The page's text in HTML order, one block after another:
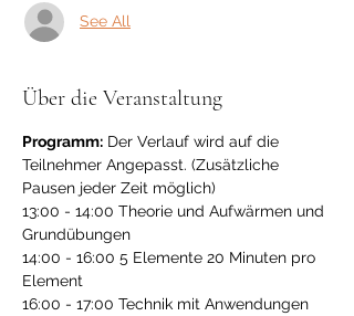
See All
Über die Veranstaltung
Programm: Der Verlauf wird auf die
Teilnehmer Angepasst. (Zusätzliche
Pausen jeder Zeit möglich)
13:00 - 14:00 Theorie und Aufwärmen und
Grundübungen
14:00 - 16:00 5 Elemente 20 Minuten pro
Element
16:00 - 17:00 Technik mit Anwendungen